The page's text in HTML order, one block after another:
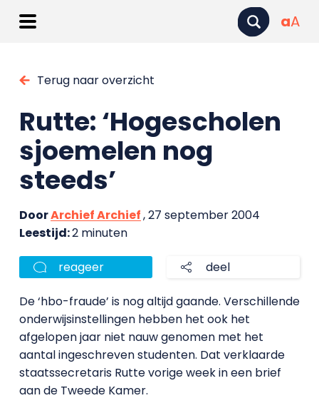
aA
Terug naar overzicht
Rutte: ‘Hogescholen
sjoemelen nog
steeds’
DoorArchief Archief, 27 september 2004
Leestijd:2 minuten
reageer deel
De ‘hbo-fraude’ is nog altijd gaande. Verschillende
onderwijsinstellingen hebben het ook het
afgelopen jaar niet nauw genomen met het
aantal ingeschreven studenten. Dat verklaarde
staatssecretaris Rutte vorige week in een brief
aan de Tweede Kamer.